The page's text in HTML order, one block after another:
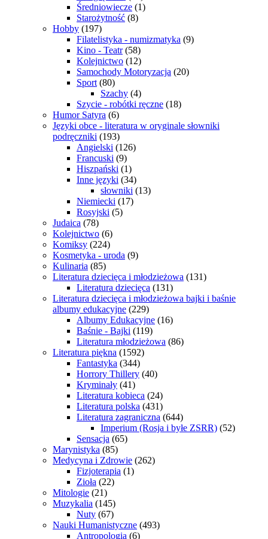
Średniowiecze (1)
Starożytność (8)
Hobby (197)
Filatelistyka - numizmatyka (9)
Kino - Teatr (58)
Kolejnictwo (12)
Samochody Motoryzacja (20)
Sport (80)
Szachy (4)
Szycie - robótki ręczne (18)
Humor Satyra (6)
Języki obce - literatura w oryginale słowniki
podręczniki (193)
Angielski (126)
Francuski (9)
Hiszpański (1)
Inne języki (34)
słowniki (13)
Niemiecki (17)
Rosyjski (5)
Judaica (78)
Kolejnictwo (6)
Komiksy (224)
Kosmetyka - uroda (9)
Kulinaria (85)
Literatura dziecięca i młodzieżowa (131)
Literatura dziecięca (131)
Literatura dziecięca i młodzieżowa bajki i baśnie
albumy edukacyjne (229)
Albumy Edukacyjne (16)
Baśnie - Bajki (119)
Literatura młodzieżowa (86)
Literatura piękna (1592)
Fantastyka (344)
Horrory Thillery (40)
Kryminały (41)
Literatura kobieca (24)
Literatura polska (431)
Literatura zagraniczna (644)
Imperium (Rosja i byłe ZSRR) (52)
Sensacja (65)
Marynistyka (85)
Medycyna i Zdrowie (262)
Fizjoterapia (1)
Zioła (22)
Mitologie (21)
Muzykalia (145)
Nuty (67)
Nauki Humanistyczne (493)
Antropologia (6)